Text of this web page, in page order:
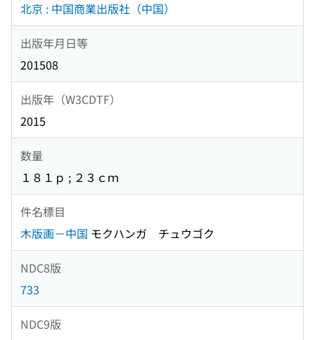
北京 : 中国商業出版社（中国）
出版年月日等
201508
出版年（W3CDTF）
2015
数量
１８１ｐ ; ２３ｃｍ
件名標目
木版画－中国 モクハンガ チュウゴク
NDC8版
733
NDC9版